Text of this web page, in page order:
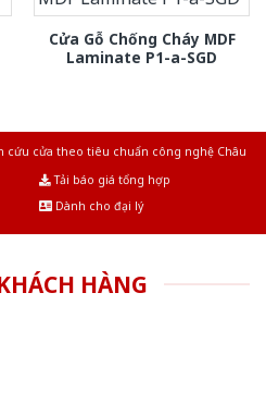
Cửa Gỗ Chống Cháy MDF
Laminate P1-a-SGD
cửa theo tiêu chuẩn công nghệ Châu
Tải báo giá tổng hợp
Dành cho đại lý
HÀNG